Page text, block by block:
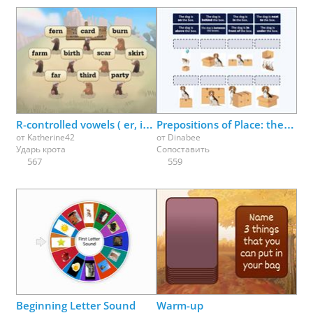
R-controlled vowels ( er, ir, ur ) make the /er/ sound
от Katherine42
Ударь крота
567
Prepositions of Place: the dog is ___ the box
от Dinabee
Сопоставить
559
Beginning Letter Sound Warm-up